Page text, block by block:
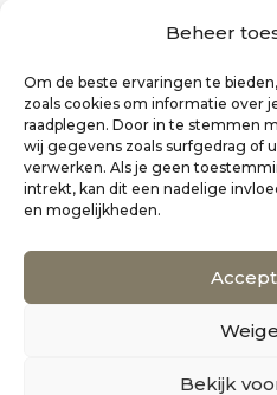
Beheer
Om de beste ervaringen te
zoals cookies om informatie over
raadplegen. Door in te stemmen
wij gegevens zoals surfgedrag of
verwerken. Als je geen
intrekt, kan dit een nadelige
en mogelijkheden.
Bekijk
Website realisatie
Alle rechten